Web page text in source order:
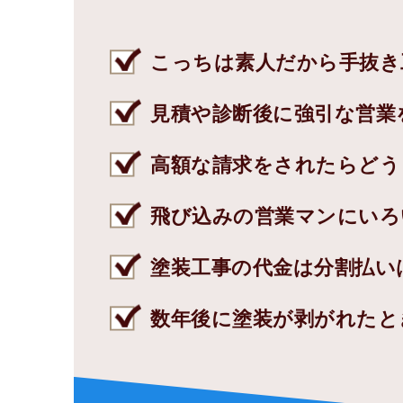
こっちは素人だから手抜
見積や診断後に強引な営
高額な請求をされたらど
飛び込みの営業マンにい
塗装工事の代金は分割払
数年後に塗装が剥がれた